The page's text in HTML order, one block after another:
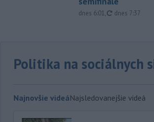
dnes 6:01, aktualizované
dnes 7:37
Politika na sociálnych
Najnovšie videáNajsledovanejšie videá